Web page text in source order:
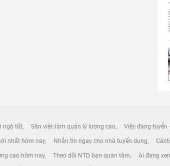
ngộ tốt Săn việc làm quản lý lương cao Việc đang tuyển
nhất hôm nay Nhắn tin ngay cho nhà tuyển dụng
cao hôm nay Theo dõi NTD bạn quan tâm Ai đang